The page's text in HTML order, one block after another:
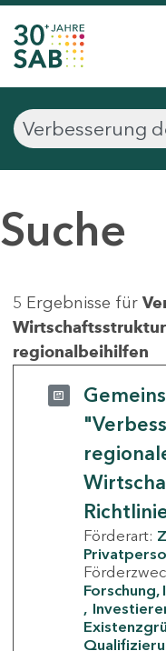
Suche
5 Ergebnisse für
regionalbeihilfen
Förderart: